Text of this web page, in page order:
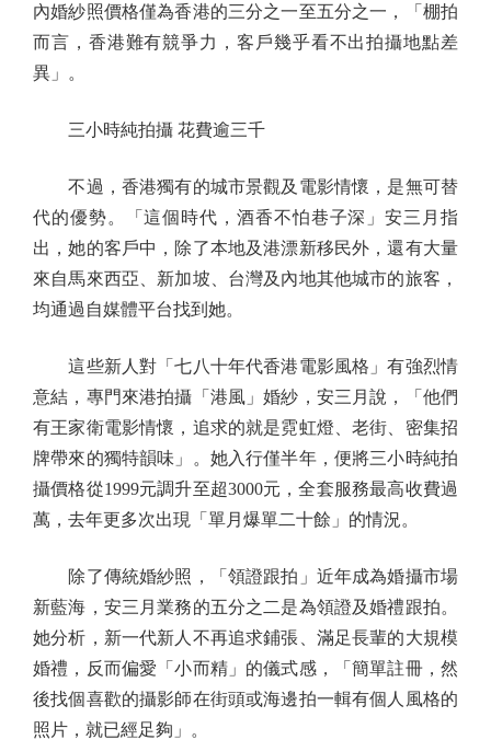
內婚紗照價格僅為香港的三分之一至五分之一，「棚拍
而言，香港難有競爭力，客戶幾乎看不出拍攝地點差
異」。
三小時純拍攝 花費逾三千
不過，香港獨有的城市景觀及電影情懷，是無可替
代的優勢。「這個時代，酒香不怕巷子深」安三月指
出，她的客戶中，除了本地及港漂新移民外，還有大量
來自馬來西亞、新加坡、台灣及內地其他城市的旅客，
均通過自媒體平台找到她。
這些新人對「七八十年代香港電影風格」有強烈情
意結，專門來港拍攝「港風」婚紗，安三月說，「他們
有王家衛電影情懷，追求的就是霓虹燈、老街、密集招
牌帶來的獨特韻味」。她入行僅半年，便將三小時純拍
攝價格從1999元調升至超3000元，全套服務最高收費過
萬，去年更多次出現「單月爆單二十餘」的情況。
除了傳統婚紗照，「領證跟拍」近年成為婚攝市場
新藍海，安三月業務的五分之二是為領證及婚禮跟拍。
她分析，新一代新人不再追求鋪張、滿足長輩的大規模
婚禮，反而偏愛「小而精」的儀式感，「簡單註冊，然
後找個喜歡的攝影師在街頭或海邊拍一輯有個人風格的
照片，就已經足夠」。